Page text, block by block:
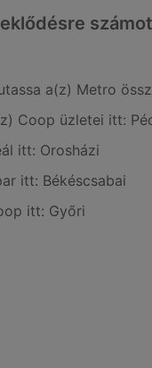
a(z) Metro
Coop üzletei itt:
itt: Orosházi
itt: Békéscsabai
itt: Győri